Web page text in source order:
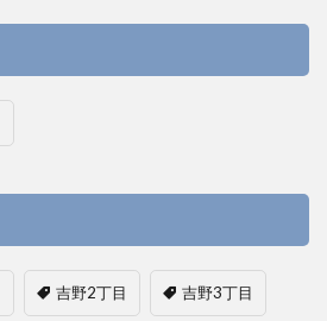
吉野2丁目 吉野3丁目